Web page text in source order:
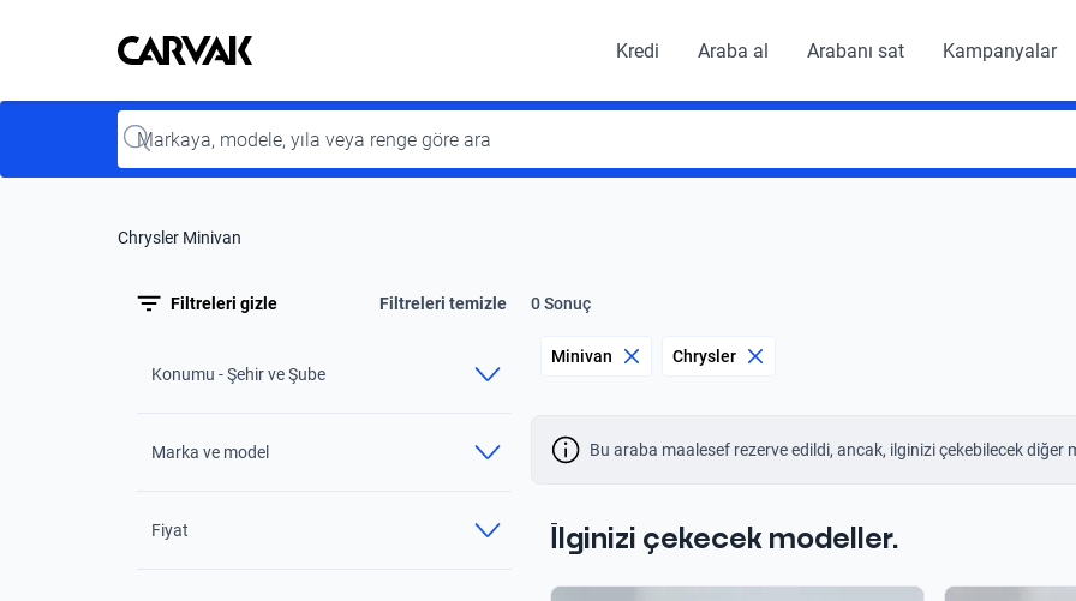
Kavak
Kavak Kredi Araba al Arabanı sat Kampanyalar
Input
Chrysler Minivan
Filtreleri gizle Filtreleri temizle 0 Sonuç
Konumu - Şehir ve Şube
Marka ve model
Fiyat
Minivan Chrysler
Bu araba maalesef rezerve edildi, ancak, ilginizi çekebilecek diğer
İlginizi çekecek modeller.